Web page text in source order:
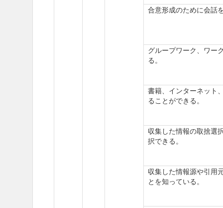
合意形成のために会話
グループワーク、ワー
る。
書籍、インターネット
ることができる。
収集した情報の取捨選
択できる。
収集した情報源や引用
とを知っている。